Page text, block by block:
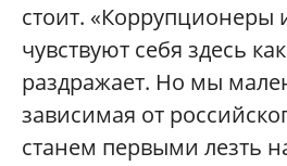
стоит. «Коррупционеры
чувствуют себя здесь
раздражает. Но мы
зависимая от
станем первыми лезть